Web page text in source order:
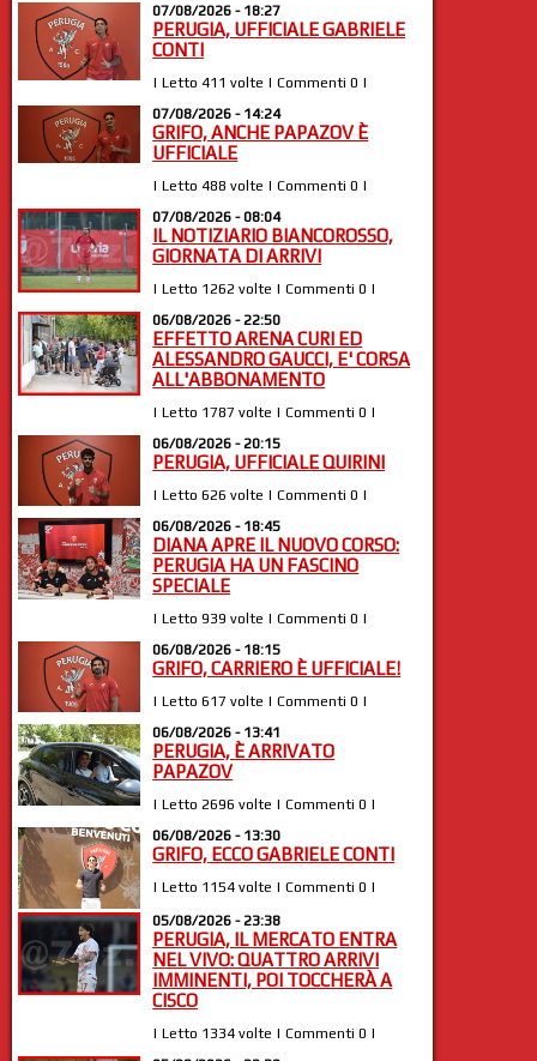
07/08/2026 - 18:27
PERUGIA, UFFICIALE GABRIELE
CONTI
| Letto 411 volte | Commenti 0 |
07/08/2026 - 14:24
GRIFO, ANCHE PAPAZOV È
UFFICIALE
| Letto 488 volte | Commenti 0 |
07/08/2026 - 08:04
IL NOTIZIARIO BIANCOROSSO,
GIORNATA DI ARRIVI
| Letto 1262 volte | Commenti 0 |
06/08/2026 - 22:50
EFFETTO ARENA CURI ED
ALESSANDRO GAUCCI, E' CORSA
ALL'ABBONAMENTO
| Letto 1787 volte | Commenti 0 |
06/08/2026 - 20:15
PERUGIA, UFFICIALE QUIRINI
| Letto 626 volte | Commenti 0 |
06/08/2026 - 18:45
DIANA APRE IL NUOVO CORSO:
PERUGIA HA UN FASCINO
SPECIALE
| Letto 939 volte | Commenti 0 |
06/08/2026 - 18:15
GRIFO, CARRIERO È UFFICIALE!
| Letto 617 volte | Commenti 0 |
06/08/2026 - 13:41
PERUGIA, È ARRIVATO
PAPAZOV
| Letto 2696 volte | Commenti 0 |
06/08/2026 - 13:30
GRIFO, ECCO GABRIELE CONTI
| Letto 1154 volte | Commenti 0 |
05/08/2026 - 23:38
PERUGIA, IL MERCATO ENTRA
NEL VIVO: QUATTRO ARRIVI
IMMINENTI, POI TOCCHERÀ A
CISCO
| Letto 1334 volte | Commenti 0 |